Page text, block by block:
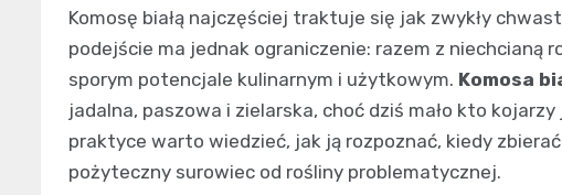
Komosę białą najczęściej traktuje się jak zwykły
podejście ma jednak ograniczenie: razem z niechcianą
sporym potencjale kulinarnym i użytkowym. Komosa
jadalna, paszowa i zielarska, choć dziś mało kto
praktyce warto wiedzieć, jak ją rozpoznać, kiedy
pożyteczny surowiec od rośliny problematycznej.